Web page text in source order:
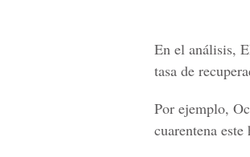
En el análisis,
tasa de
Por ejemplo,
cuarentena